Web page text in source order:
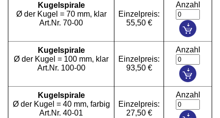
Kugelspirale
Ø der Kugel = 70 mm, klar
Art.Nr. 70-00
Einzelpreis:
55,50 €
Anzahl
Kugelspirale
Ø der Kugel = 100 mm, klar
Art.Nr. 100-00
Einzelpreis:
93,50 €
Anzahl
Kugelspirale
Ø der Kugel = 40 mm, farbig
Art.Nr. 40-01
Einzelpreis:
27,50 €
Anzahl